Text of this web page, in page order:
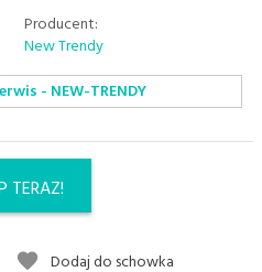
Producent:
New Trendy
- NEW-TRENDY
TERAZ!
Dodaj do schowka